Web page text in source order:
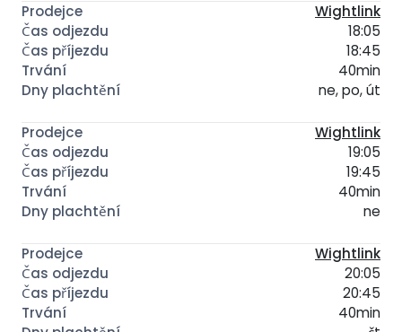
Wightlink
18:05
18:45
40min
ne, po, út
Wightlink
19:05
19:45
40min
ne
Wightlink
20:05
20:45
40min